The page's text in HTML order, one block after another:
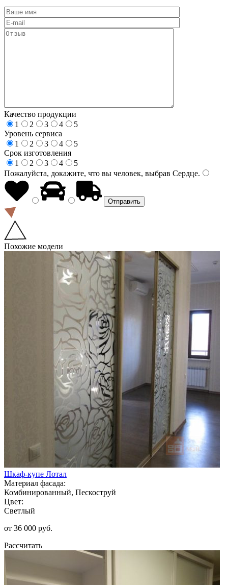
Качество продукции
1
2 3 4
5
Уровень сервиса
1
2 3 4
5
Срок изготовления
1
2 3 4
5
Пожалуйста, докажите, что вы человек, выбрав Сердце.
Похожие модели
Шкаф-купе Лотал
Материал фасада:
Комбинированный, Пескоструй
Цвет:
Светлый
от 36 000 руб.
Рассчитать